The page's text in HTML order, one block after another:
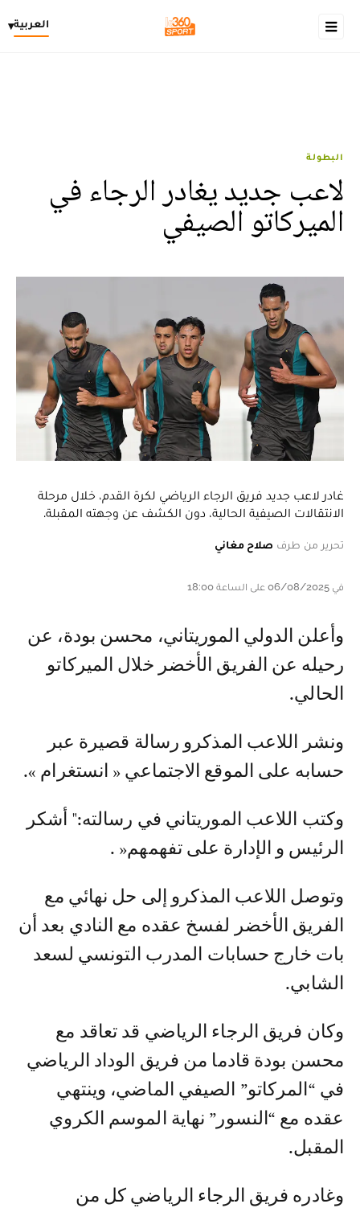
العربية▾
البطولة
لاعب جديد يغادر الرجاء في
الميركاتو الصيفي
غادر لاعب جديد فريق الرجاء الرياضي لكرة القدم، خلال مرحلة
الانتقالات الصيفية الحالية، دون الكشف عن وجهته المقبلة.
تحرير من طرف صلاح مغاني
في 06/08/2025 على الساعة 18:00
وأعلن الدولي الموريتاني، محسن بودة، عن
رحيله عن الفريق الأخضر خلال الميركاتو
الحالي.
ونشر اللاعب المذكرو رسالة قصيرة عبر
حسابه على الموقع الاجتماعي « انستغرام ».
وكتب اللاعب الموريتاني في رسالته:" أشكر
الرئيس و الإدارة على تفهمهم« .
وتوصل اللاعب المذكرو إلى حل نهائي مع
الفريق الأخضر لفسخ عقده مع النادي بعد أن
بات خارج حسابات المدرب التونسي لسعد
الشابي.
وكان فريق الرجاء الرياضي قد تعاقد مع
محسن بودة قادما من فريق الوداد الرياضي
في “المركاتو” الصيفي الماضي، وينتهي
عقده مع “النسور” نهاية الموسم الكروي
المقبل.
وغادره فريق الرجاء الرياضي كل من